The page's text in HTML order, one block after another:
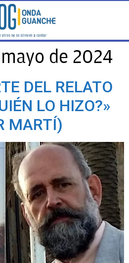
de 2024
DEL RELATO
LO HIZO?»
MARTÍ)